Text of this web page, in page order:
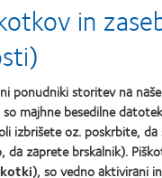
of
Nov
in
ponudniki storitev na
majhne besedilne
izbrišete oz. poskrbite,
zaprete brskalnik).
), so vedno aktivirani